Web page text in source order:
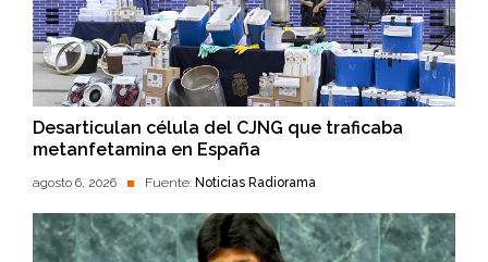
Desarticulan célula del CJNG que traficaba
metanfetamina en España
agosto 6, 2026 Fuente: Noticias Radiorama